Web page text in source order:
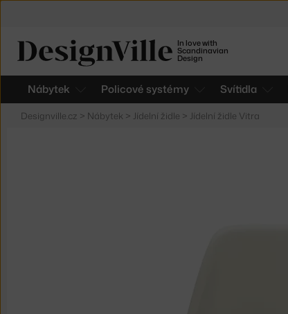
In love with
Scandinavian
Design
Nábytek Policové systémy Svítidla
Designville.cz > Nábytek > Jídelní židle > Jídelní židle Vitra